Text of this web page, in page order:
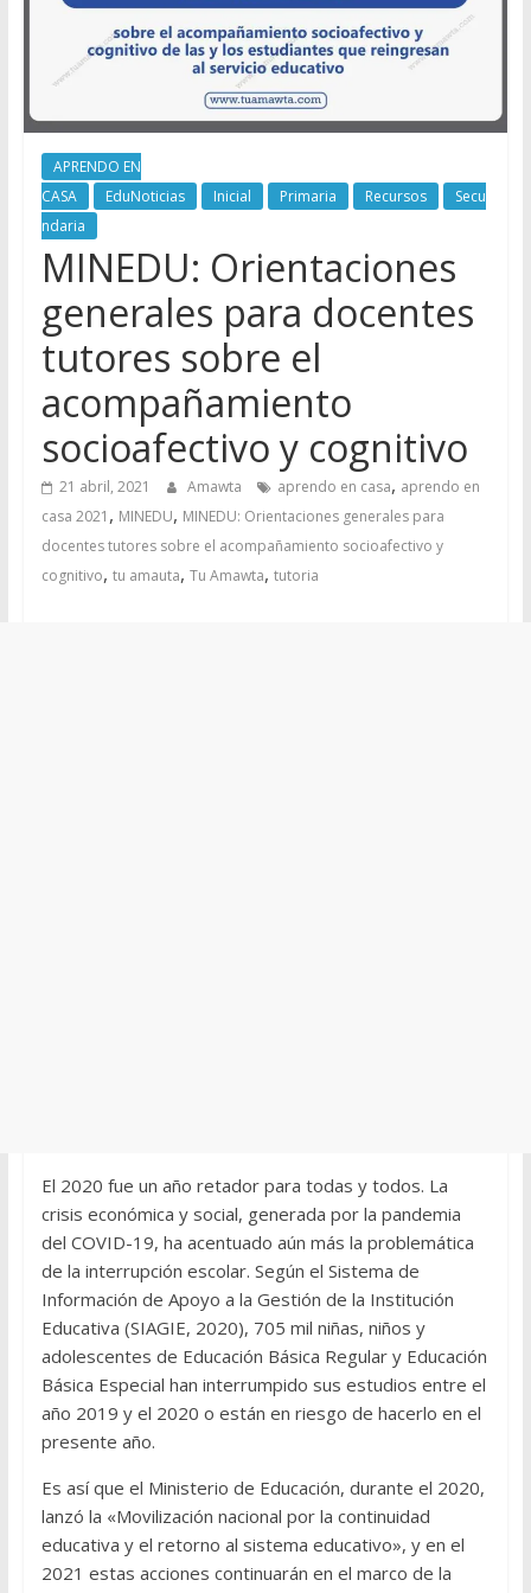
APRENDO EN
CASA
EduNoticias Inicial Primaria Recursos
Secu
ndaria
MINEDU: Orientaciones
generales para docentes
tutores sobre el
acompañamiento
socioafectivo y cognitivo
21 abril, 2021 Amawta aprendo en casa, aprendo en
casa 2021 , MINEDU, MINEDU: Orientaciones generales para
docentes tutores sobre el acompañamiento socioafectivo y
cognitivo, tu amauta, Tu Amawta, tutoria
El 2020 fue un año retador para todas y todos. La
crisis económica y social, generada por la pandemia
del COVID-19, ha acentuado aún más la problemática
de la interrupción escolar. Según el Sistema de
Información de Apoyo a la Gestión de la Institución
Educativa (SIAGIE, 2020), 705 mil niñas, niños y
adolescentes de Educación Básica Regular y Educación
Básica Especial han interrumpido sus estudios entre el
año 2019 y el 2020 o están en riesgo de hacerlo en el
presente año.
Es así que el Ministerio de Educación, durante el 2020,
lanzó la «Movilización nacional por la continuidad
educativa y el retorno al sistema educativo», y en el
2021 estas acciones continuarán en el marco de la